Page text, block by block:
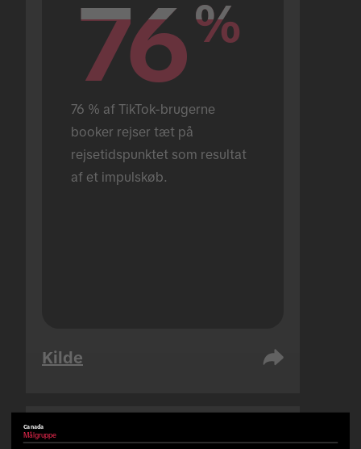
76%
76%
76 % af TikTok-brugerne
booker rejser tæt på
rejsetidspunktet som resultat
af et impulskøb.
Kilde
Forenede Arabiske Emirater
Canada
Målgruppe